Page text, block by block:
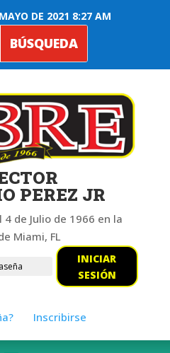
DE 2021 8:27 AM
PEREZ JR
de Julio de 1966 en la
Miami, FL
INICIAR
SESIÓN
Inscribirse